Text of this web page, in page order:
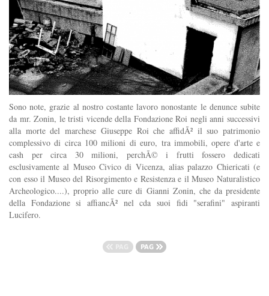
Sono note, grazie al nostro costante lavoro nonostante le denunce subite
da mr. Zonin, le tristi vicende della Fondazione Roi negli anni successivi
alla morte del marchese Giuseppe Roi che affidÃ² il suo patrimonio
complessivo di circa 100 milioni di euro, tra immobili, opere d'arte e
cash per circa 30 milioni, perchÃ© i frutti fossero dedicati
esclusivamente al Museo Civico di Vicenza, alias palazzo Chiericati (e
con esso il Museo del Risorgimento e Resistenza e il Museo Naturalistico
Archeologico....), proprio alle cure di Gianni Zonin, che da presidente
della Fondazione si affiancÃ² nel cda suoi fidi "serafini" aspiranti
Lucifero.